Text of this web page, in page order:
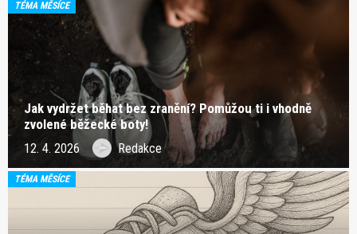
TÉMA MĚSÍCE
Jak vydržet běhat bez zranění? Pomůžou ti i vhodně
zvolené běžecké boty!
12. 4. 2026 Redakce
TÉMA MĚSÍCE